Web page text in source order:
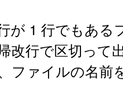
が 1 行でもあ
改行で区切って
ファイルの名前